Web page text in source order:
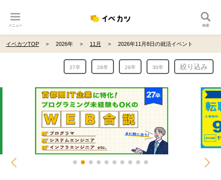
メニュー 検索
27卒 28卒 29卒 30卒 絞り込み
イベカツTOP 2026年 11月 2026年11月8日の就活イベント